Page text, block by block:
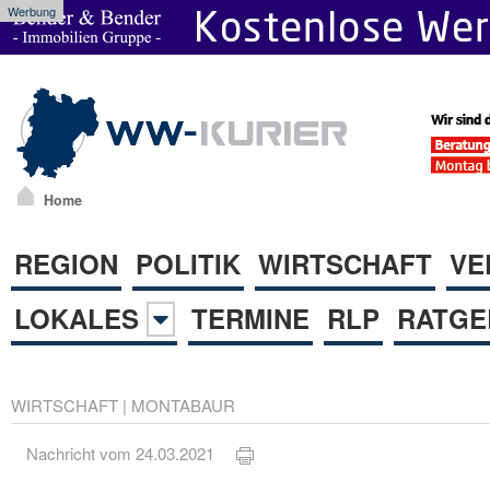
Werbung
Home
REGION POLITIK WIRTSCHAFT
LOKALES
TERMINE RLP
WIRTSCHAFT | MONTABAUR
Nachricht vom 24.03.2021